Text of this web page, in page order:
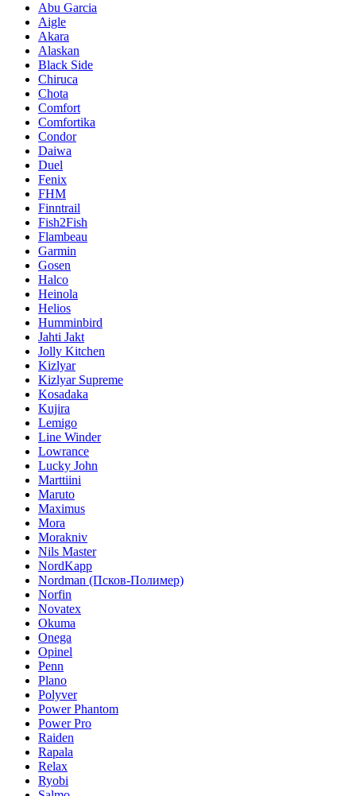
Abu Garcia
Aigle
Akara
Alaskan
Black Side
Chiruca
Chota
Comfort
Comfortika
Condor
Daiwa
Duel
Fenix
FHM
Finntrail
Fish2Fish
Flambeau
Garmin
Gosen
Halco
Heinola
Helios
Humminbird
Jahti Jakt
Jolly Kitchen
Kizlyar
Kizlyar Supreme
Kosadaka
Kujira
Lemigo
Line Winder
Lowrance
Lucky John
Marttiini
Maruto
Maximus
Mora
Morakniv
Nils Master
NordKapp
Nordman (Псков-Полимер)
Norfin
Novatex
Okuma
Onega
Opinel
Penn
Plano
Polyver
Power Phantom
Power Pro
Raiden
Rapala
Relax
Ryobi